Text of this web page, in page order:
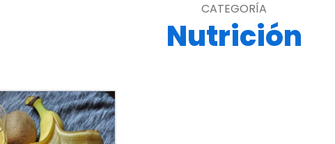
CATEGORÍA
Nutrición